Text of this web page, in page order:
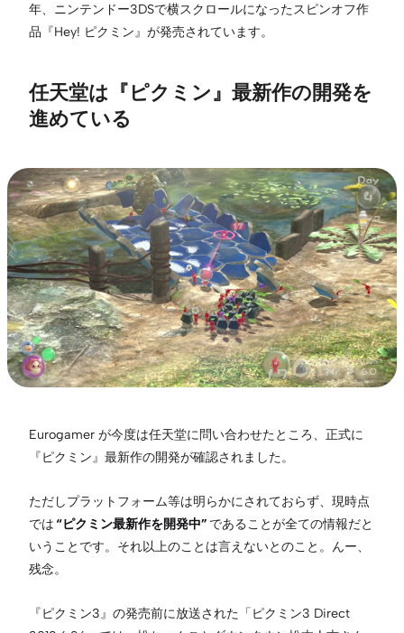
年、ニンテンドー3DSで横スクロールになったスピンオフ作
品『Hey! ピクミン』が発売されています。
任天堂は『ピクミン』最新作の開発を
進めている
Eurogamer が今度は任天堂に問い合わせたところ、正式に
『ピクミン』最新作の開発が確認されました。
ただしプラットフォーム等は明らかにされておらず、現時点
では“ピクミン最新作を開発中” であることが全ての情報だと
いうことです。それ以上のことは言えないとのこと。んー、
残念。
『ピクミン3』の発売前に放送された「ピクミン3 Direct